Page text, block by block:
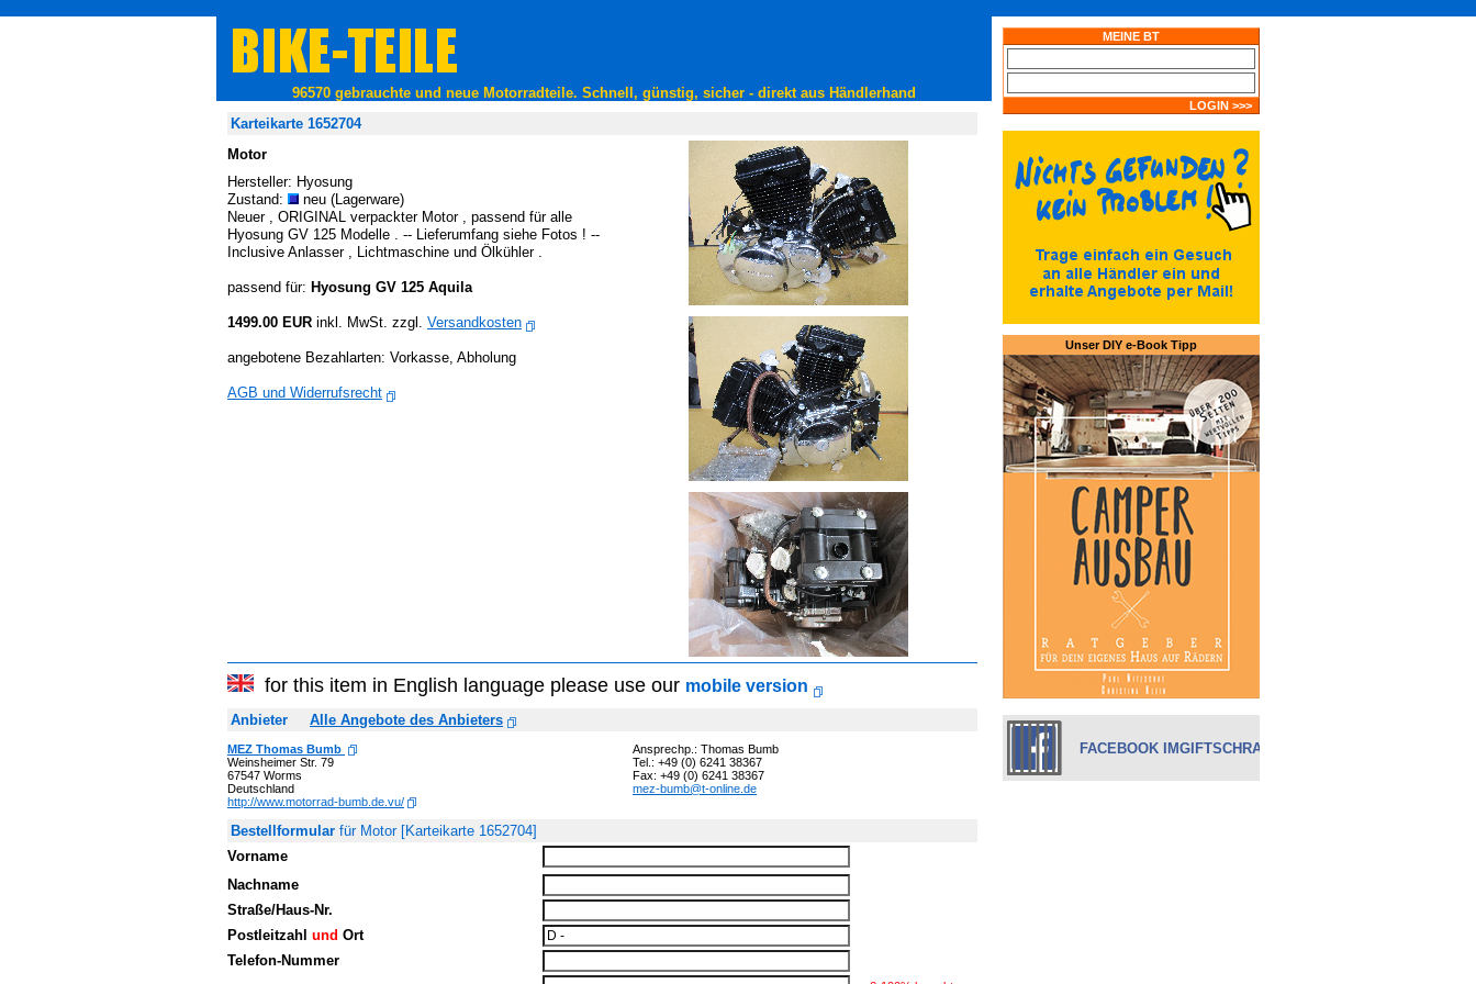
Unser DIY e-Book Tipp
96570 gebrauchte und neue Motorradteile. Schnell, günstig, sicher - direkt aus Händlerhand
Karteikarte 1652704
Motor
Hersteller: Hyosung
Zustand:
neu (Lagerware)
Neuer , ORIGINAL verpackter Motor , passend für alle
Hyosung GV 125 Modelle . -- Lieferumfang siehe Fotos ! --
Inclusive Anlasser , Lichtmaschine und Ölkühler .
passend für: Hyosung GV 125 Aquila
1499.00 EUR inkl. MwSt. zzgl. Versandkosten
angebotene Bezahlarten: Vorkasse, Abholung
AGB und Widerrufsrecht
for this item in English language please use our mobile version
Anbieter Alle Angebote des Anbieters
MEZ Thomas Bumb
Weinsheimer Str. 79
67547 Worms
Deutschland
http://www.motorrad-bumb.de.vu/
Ansprechp.: Thomas Bumb
Tel.: +49 (0) 6241 38367
Fax: +49 (0) 6241 38367
mez-bumb@t-online.de
Bestellformular für Motor [Karteikarte 1652704]
Vorname
Nachname
Straße/Haus-Nr.
Postleitzahl und Ort
Telefon-Nummer